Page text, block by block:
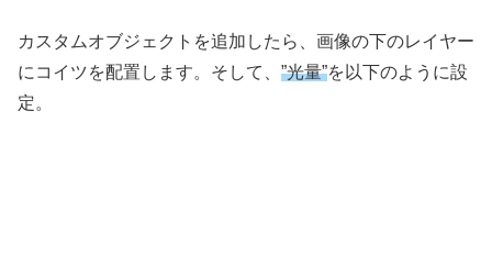
カスタムオブジェクトを追加したら、画像の下のレイヤー
にコイツを配置します。そして、 ”光量”を以下のように設
定。